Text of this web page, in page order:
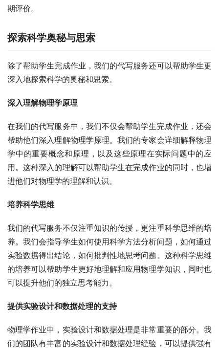
期评价。
探索科学奥秘与思索
除了帮助学生完成作业，我们的代写服务还可以帮助学生更
深入地探索科学的奥秘和思索。
深入理解物理学原理
在我们的代写服务中，我们不仅会帮助学生完成作业，还会
帮助他们深入理解物理学原理。我们的专家会详细解释物理
学中的重要概念和原理，以及这些原理在实际问题中的应
用。这种深入的理解可以帮助学生在完成作业的同时，也增
进他们对物理学的理解和认识。
培养科学思维
我们的代写服务不仅注重知识的传授，更注重科学思维的培
养。我们会指导学生如何使用科学方法分析问题，如何通过
实验数据得出结论，如何批判性地思考问题。这种科学思维
的培养可以帮助学生更好地理解和应用物理学知识，同时也
可以提升他们的独立思考能力。
提供实验设计和数据处理的支持
物理学作业中，实验设计和数据处理是非常重要的部分。我
们的团队有丰富的实验设计和数据处理经验，可以提供强有